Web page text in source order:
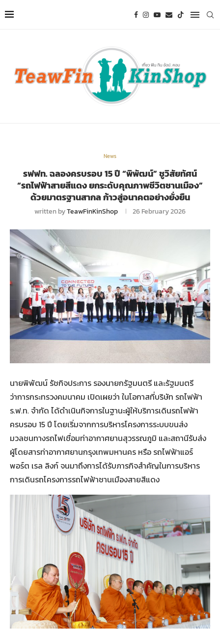
News
รฟฟท. ฉลองครบรอบ 15 ปี “พิพัฒน์” ชูวิสัยทัศน์
“รถไฟฟ้าสายสีแดง ยกระดับคุณภาพชีวิตชานเมือง”
ด้วยมาตรฐานสากล ก้าวสู่อนาคตอย่างยั่งยืน
written byTeawFinKinShop 26 February 2026
นายพิพัฒน์ รัชกิจประการ รองนายกรัฐมนตรี และรัฐมนตรี
ว่าการกระทรวงคมนาคม เปิดเผยว่า ในโอกาสที่บริษัท รถไฟฟ้า
ร.ฟ.ท. จำกัด ได้ดำเนินกิจการในฐานะผู้ให้บริการเดินรถไฟฟ้า
ครบรอบ 15 ปี โดยเริ่มจากการบริหารโครงการระบบขนส่ง
มวลชนทางรถไฟเชื่อมท่าอากาศยานสุวรรณภูมิ และสถานีรับส่ง
ผู้โดยสารท่าอากาศยานกรุงเทพมหานคร หรือ รถไฟฟ้าแอร์
พอร์ต เรล ลิงก์ จนมาถึงการได้รับภารกิจสำคัญในการบริหาร
การเดินรถโครงการรถไฟฟ้าชานเมืองสายสีแดง